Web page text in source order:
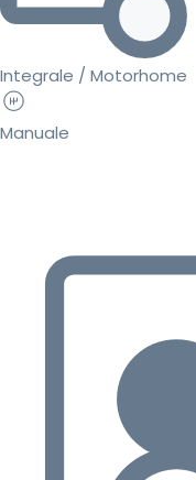
Integrale / Motorhome
Manuale